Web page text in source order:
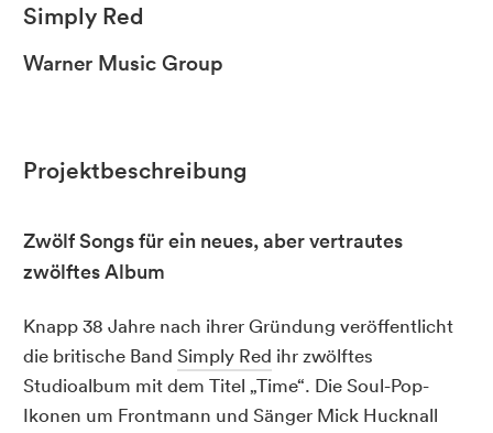
Simply Red
Warner Music Group
Projektbeschreibung
Zwölf Songs für ein neues, aber vertrautes
zwölftes Album
Knapp 38 Jahre nach ihrer Gründung veröffentlicht
die britische Band Simply Red ihr zwölftes
Studioalbum mit dem Titel „Time“. Die Soul-Pop-
Ikonen um Frontmann und Sänger Mick Hucknall